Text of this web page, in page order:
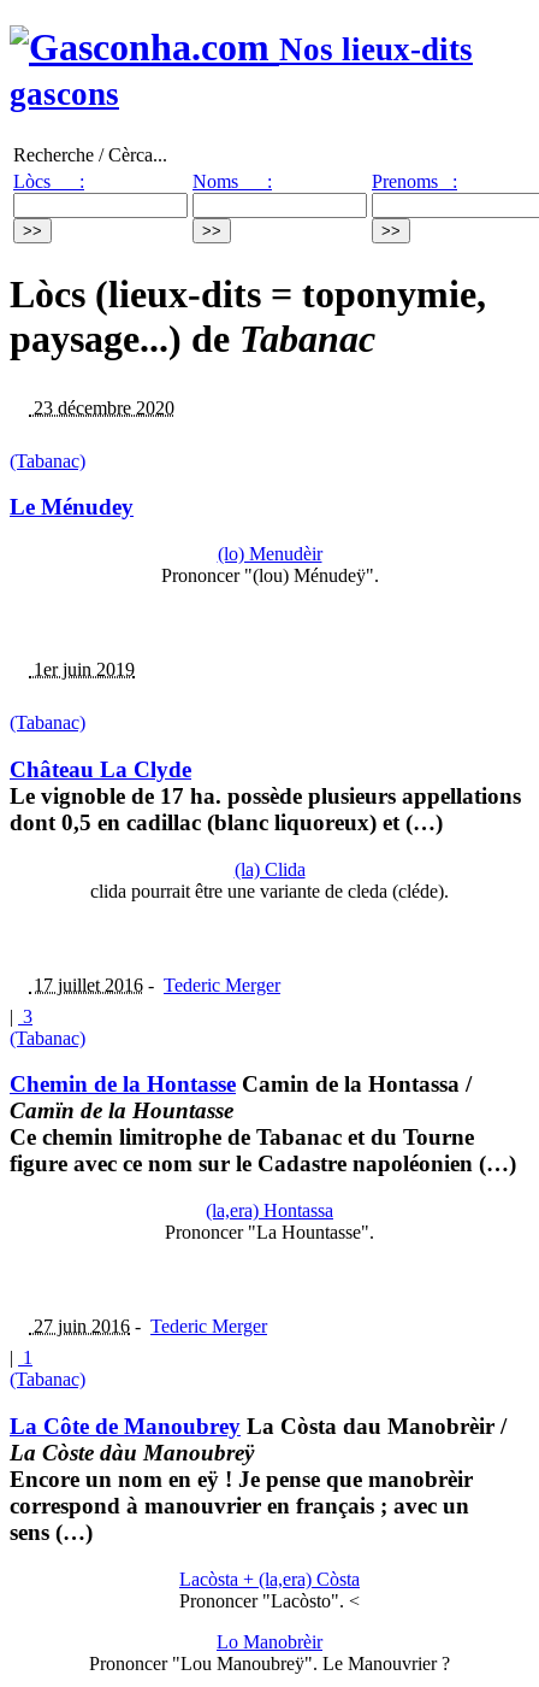
Nos lieux-dits
gascons
Recherche / Cèrca...
Lòcs :
Noms : Prenoms :
Lòcs (lieux-dits = toponymie,
paysage...) de Tabanac
23 décembre 2020
(Tabanac)
Le Ménudey
(lo) Menudèir
Prononcer "(lou) Ménudeÿ".
1er juin 2019
(Tabanac)
Château La Clyde
Le vignoble de 17 ha. possède plusieurs appellations
dont 0,5 en cadillac (blanc liquoreux) et (…)
(la) Clida
clida pourrait être une variante de cleda (cléde).
17 juillet 2016 - Tederic Merger
| 3
(Tabanac)
Chemin de la Hontasse Camin de la Hontassa /
Camïn de la Hountasse
Ce chemin limitrophe de Tabanac et du Tourne
figure avec ce nom sur le Cadastre napoléonien (…)
(la,era) Hontassa
Prononcer "La Hountasse".
27 juin 2016 - Tederic Merger
| 1
(Tabanac)
La Côte de Manoubrey La Còsta dau Manobrèir /
La Còste dàu Manoubreÿ
Encore un nom en eÿ ! Je pense que manobrèir
correspond à manouvrier en français ; avec un
sens (…)
Lacòsta + (la,era) Còsta
Prononcer "Lacòsto". <
Lo Manobrèir
Prononcer "Lou Manoubreÿ". Le Manouvrier ?